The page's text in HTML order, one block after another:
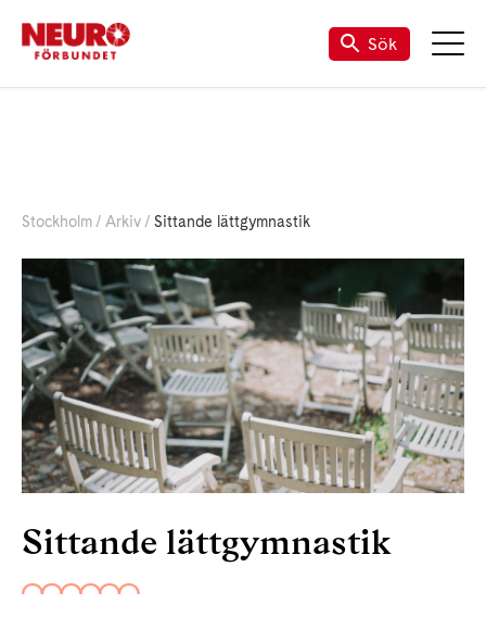
Sök
Stockholm Arkiv Sittande lättgymnastik
Sittande lättgymnastik